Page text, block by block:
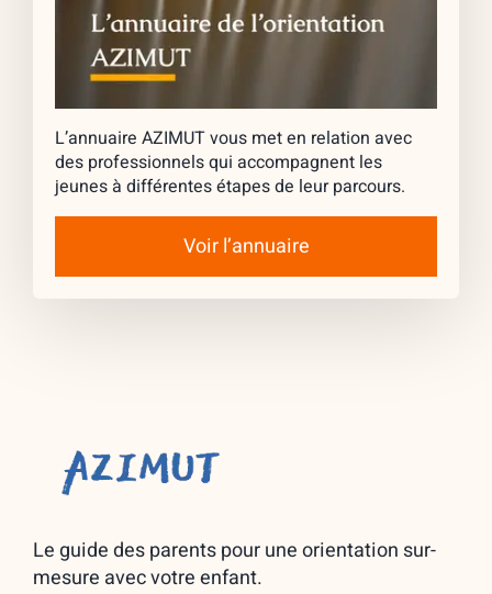
L’annuaire AZIMUT vous met en relation avec
des professionnels qui accompagnent les
jeunes à différentes étapes de leur parcours.
Voir l’annuaire
Le guide des parents pour une orientation sur-
mesure avec votre enfant.